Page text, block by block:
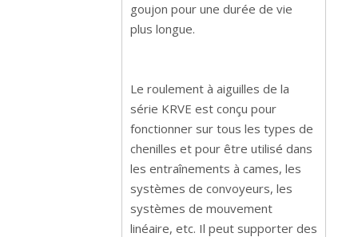
goujon pour une durée de vie
plus longue.
Le roulement à aiguilles de la
série KRVE est conçu pour
fonctionner sur tous les types de
chenilles et pour être utilisé dans
les entraînements à cames, les
systèmes de convoyeurs, les
systèmes de mouvement
linéaire, etc. Il peut supporter des